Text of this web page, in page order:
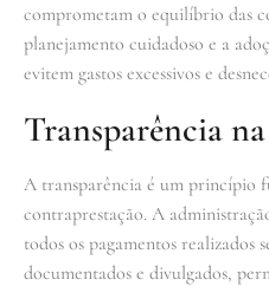
comprometam o equilíbrio das
planejamento cuidadoso e a
evitem gastos excessivos e
Transparência
A transparência é um princípio
contraprestação. A
todos os pagamentos realizados
documentados e divulgados,